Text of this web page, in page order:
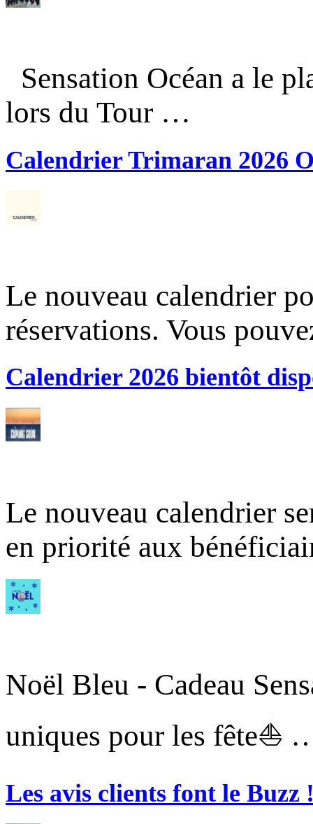
Sensation Océan a le
lors du Tour …
Calendrier Trimaran 2026
Le nouveau calendrier
réservations. Vous
Calendrier 2026 bientôt
Le nouveau calendrier
en priorité aux
Noël Bleu - Cadeau
uniques pour les fête⛵
Les avis clients font le Buzz